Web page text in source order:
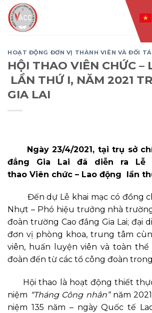
Skip
to
content
HOẠT ĐỘNG ĐƠN VỊ THÀNH VIÊN VÀ ĐỐI
HỘI THAO VIÊN CHỨC –
LẦN THỨ I, NĂM 2021
GIA LAI
Ngày 23/4/2021, tại trụ sở
đẳng Gia Lai đã diễn ra Lễ
thao Viên chức – Lao động lần
Đến dự Lễ khai mạc có đồng
Nhựt – Phó hiệu trưởng nhà
đoàn trường Cao đẳng Gia Lai; đại
đơn vị phòng khoa, trung tâm
viên, huấn luyện viên và toàn thể
đoàn đến từ các tổ công đoàn
Hội thao là hoạt động thiết
niệm “Tháng Công nhân” năm
niệm 135 năm – ngày Quốc tế